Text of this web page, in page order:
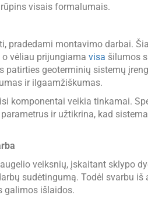
visais formalumais.
pradedami montavimo darbai.
vėliau prijungiama visa šilumos
geoterminių sistemų
ir ilgaamžiškumas.
komponentai veikia tinkamai.
ir užtikrina, kad
veiksnių, įskaitant sklypo
sudėtingumą. Todėl svarbu iš
galimos išlaidos.